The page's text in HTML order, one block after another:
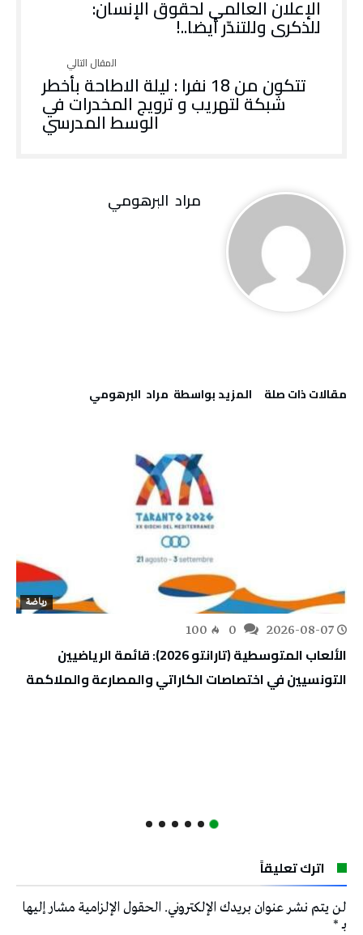
الإعلان العالمي لحقوق الإنسان:
للذكرى وللتندّر أيضا..!
تتكون من 18 نفرا : ليلة الاطاحة بأخطر
شبكة لتهريب و ترويج المخدرات في
الوسط المدرسي
مراد‭ ‬ البرهومي
‫مقالات ذات صلة‬ ‫‫المزيد بواسطة‬ ‬ مراد‭ ‬ البرهومي
رياضة
2026-08-07
100
الألعاب المتوسطية (تارانتو 2026): قائمة الرياضيين
التونسيين في اختصاصات الكاراتي والمصارعة والملاكمة
اترك تعليقاً
لن يتم نشر عنوان بريدك الإلكتروني. الحقول الإلزامية مشار إليها
بـ*